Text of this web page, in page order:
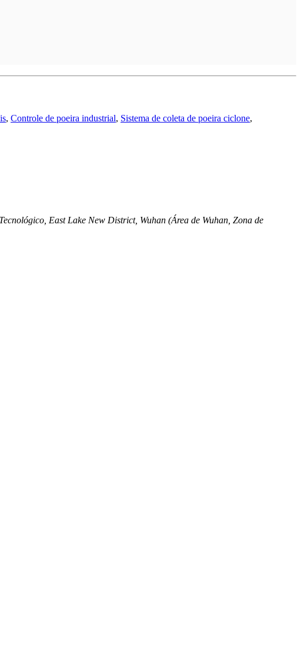
, Controle de poeira industrial, Sistema de coleta de poeira ciclone,
East Lake New District, Wuhan (Área de Wuhan, Zona de